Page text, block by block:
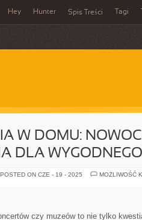
Hey Hunter Spis Treści Tagi
W DOMU:
DLA
POSTED ON CZE - 19 - 2025
MOŻLIWOŚĆ
czy muzeów to nie tylko